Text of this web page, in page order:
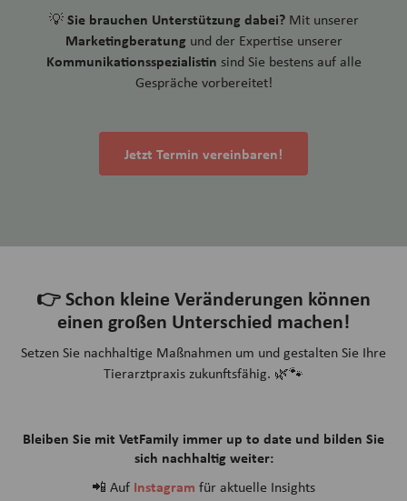
💡Sie brauchen Unterstützung dabei?Mit unserer
Marketingberatung und der Expertise unserer
Kommunikationsspezialistin sind Sie bestens auf alle
Gespräche vorbereitet!
Jetzt Termin vereinbaren!
👉Schon kleine Veränderungen können
einen großen Unterschied machen!
Setzen Sie nachhaltige Maßnahmen um und gestalten Sie Ihre
Tierarztpraxis zukunftsfähig. 🌿🐾
Bleiben Sie mit VetFamily immer up to date und bilden Sie
sich nachhaltig weiter:
📲 Auf Instagram für aktuelle Insights